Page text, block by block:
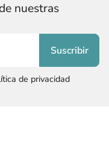
nuestras
de privacidad